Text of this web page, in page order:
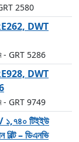
2580
RE262, DWT
- GRT 5286
RE928, DWT
- GRT 9749
১,৭৪০ টিইইউ
বিল্ট – ডিএনভি